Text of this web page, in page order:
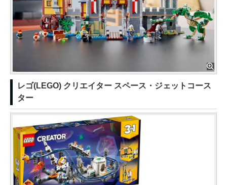
レゴ(LEGO) クリエイター スペース・ジェットコース
ター